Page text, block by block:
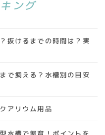
ング
抜けるまでの時間は？実
で飼える？水槽別の目安
アリウム用品